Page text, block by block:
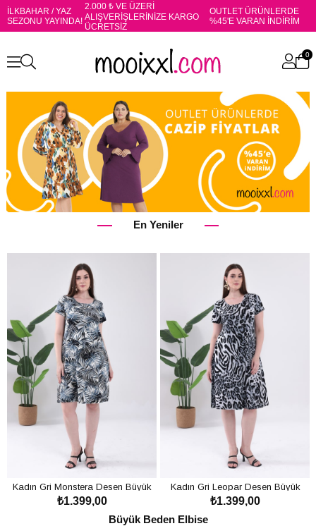
İLKBAHAR / YAZ
SEZONU YAYINDA!
2.000 ₺ VE ÜZERİ
ALIŞVERİŞLERİNİZE KARGO
ÜCRETSİZ
OUTLET ÜRÜNLERDE
%45'E VARAN İNDİRİM
0
En Yeniler
Kadın Gri Monstera Desen Büyük
Beden Esnek Midi Elbise
₺1.399,00
Kadın Gri Leopar Desen Büyük
Beden Esnek Midi Elbise
₺1.399,00
Büyük Beden Elbise